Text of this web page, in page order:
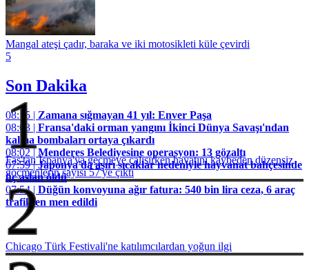
Mangal ateşi çadır, baraka ve iki motosikleti küle çevirdi
5
Son Dakika
08:15 | Zamana sığmayan 41 yıl: Enver Paşa
08:03 | Fransa'daki orman yangını İkinci Dünya Savaşı'ndan
kalma bombaları ortaya çıkardı
08:02 |Menderes Belediyesine operasyon: 13 gözaltı
07:59 |Japonya'da aşırı sıcaklar nedeniyle hayvanat bahçesinde
üç aslan öldü
07:54 | Düğün konvoyuna ağır fatura: 540 bin lira ceza, 6 araç
trafikten men edildi
1
Fas'tan İspanya'ya geçmeye çalışırken hayatını kaybeden düzensiz
göçmenlerin sayısı 57'ye çıktı
2
Chicago Türk Festivali'ne katılımcılardan yoğun ilgi